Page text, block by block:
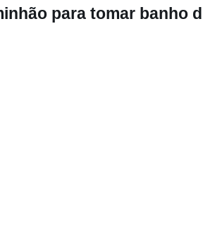
para tomar banho